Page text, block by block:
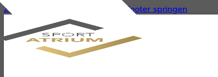
Zum Hauptinhalt springen Zum Footer springen